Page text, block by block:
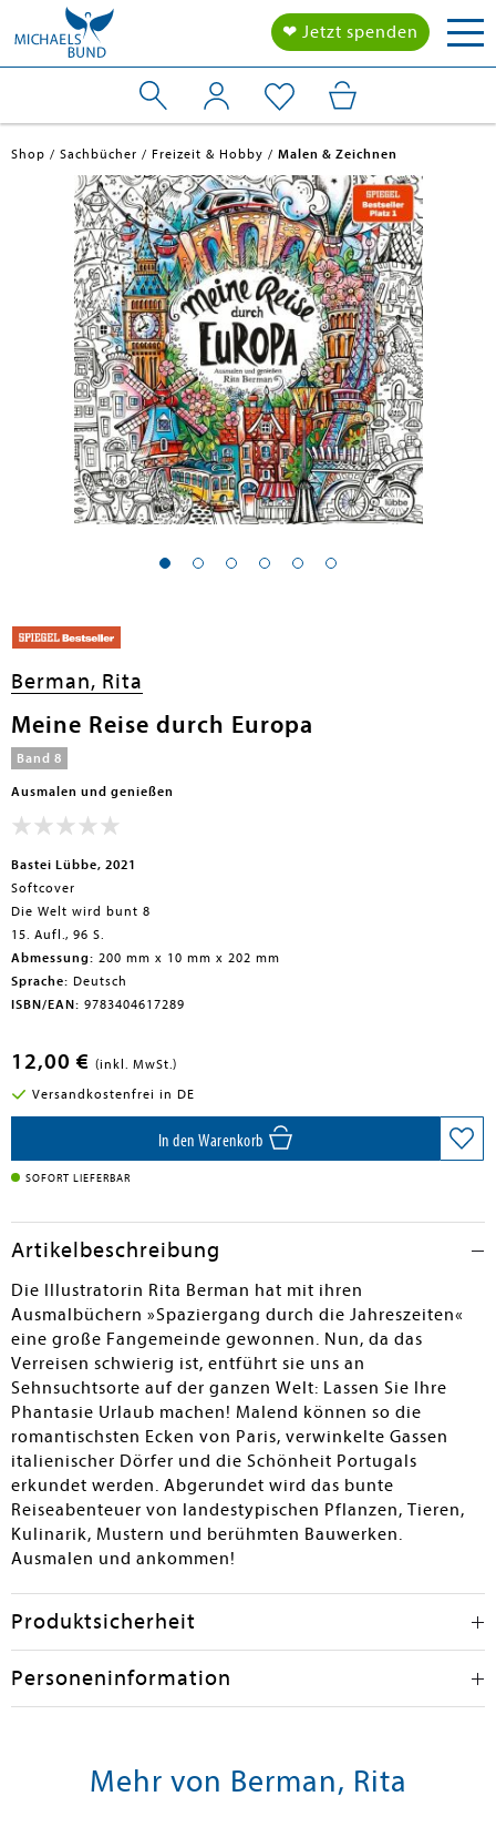
❤ Jetzt spenden
Shop Sachbücher Freizeit & Hobby Malen & Zeichnen
Berman, Rita
Meine Reise durch Europa
Band 8
Ausmalen und genießen
Bastei Lübbe, 2021
Softcover
Die Welt wird bunt 8
15. Aufl., 96 S.
Abmessung: 200 mm x 10 mm x 202 mm
Sprache: Deutsch
ISBN/EAN: 9783404617289
12,00 € (inkl. MwSt.)
Versandkostenfrei in DE
In den Warenkorb
SOFORT LIEFERBAR
Artikelbeschreibung
Die Illustratorin Rita Berman hat mit ihren
Ausmalbüchern »Spaziergang durch die Jahreszeiten«
eine große Fangemeinde gewonnen. Nun, da das
Verreisen schwierig ist, entführt sie uns an
Sehnsuchtsorte auf der ganzen Welt: Lassen Sie Ihre
Phantasie Urlaub machen! Malend können so die
romantischsten Ecken von Paris, verwinkelte Gassen
italienischer Dörfer und die Schönheit Portugals
erkundet werden. Abgerundet wird das bunte
Reiseabenteuer von landestypischen Pflanzen, Tieren,
Kulinarik, Mustern und berühmten Bauwerken.
Ausmalen und ankommen!
Produktsicherheit
Personeninformation
Mehr von Berman, Rita